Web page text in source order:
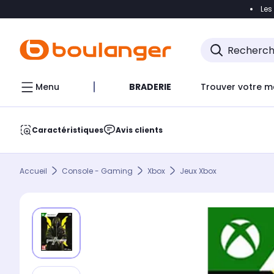
Accéder
Menu BRADERIE Trouver votre
Caractéristiques Avis clients
Accueil Console - Gaming Xbox Jeux Xbox